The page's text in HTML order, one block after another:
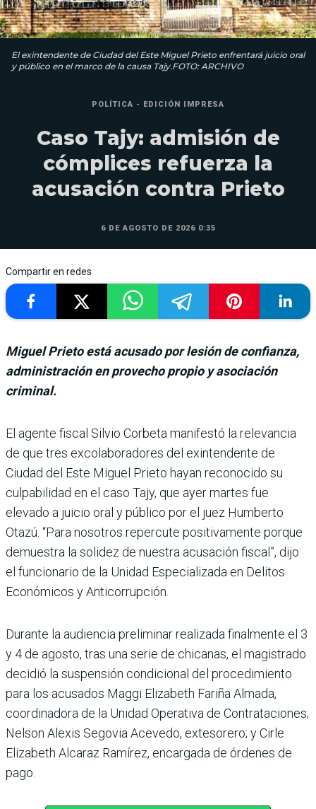
El exintendente de Ciudad del Este Miguel Prieto enfrentará juicio oral
y público en el marco de la causa Tajy.FOTO: ARCHIVO
POLÍTICA - EDICIÓN IMPRESA
Caso Tajy: admisión de
cómplices refuerza la
acusación contra Prieto
6 DE AGOSTO DE 2026 0:35
Compartir en redes
Miguel Prieto está acusado por lesión de confianza,
administración en provecho propio y asociación
criminal.
El agente fiscal Silvio Corbeta manifestó la relevancia
de que tres excolaboradores del exin­tendente de
Ciudad del Este Miguel Prieto hayan reco­nocido su
culpabilidad en el caso Tajy, que ayer mar­tes fue
elevado a juicio oral y público por el juez Hum­berto
Otazú. “Para nosotros repercute positivamente por­que
demuestra la solidez de nuestra acusación fiscal”, dijo
el funcionario de la Unidad Especializada en Delitos
Eco­nómicos y Anticorrupción.
Durante la audiencia preli­minar realizada finalmente el 3
y 4 de agosto, tras una serie de chicanas, el magis­trado
decidió la suspensión condicional del procedi­miento
para los acusados Maggi Elizabeth Fariña Almada,
coordinadora de la Unidad Operativa de Con­trataciones;
Nelson Alexis Segovia Acevedo, exteso­rero; y Cirle
Elizabeth Alca­raz Ramírez, encargada de órdenes de
pago.